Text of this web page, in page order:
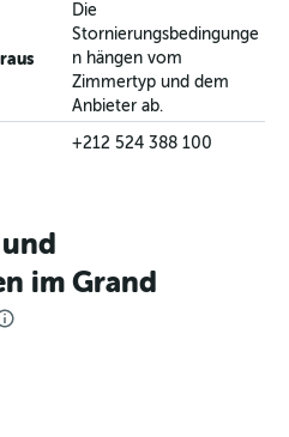
Die
Stornierungsbedingunge
n hängen vom
Zimmertyp und dem
Anbieter ab.
+212 524 388 100
im Grand